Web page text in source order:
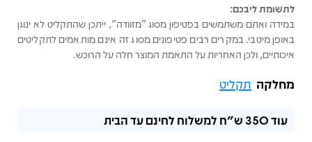
לתשומת ליבכם:
במידה ואתם משתמשים בפטיפון מסוג "מזוודה", ייתכן שהתקליט לא ינוגן
באופן מיטבי. במקרים רבים פטיפונים מסוג זה אינם מותאמים לתקליטים
איכותיים, ולכן האחריות על התאמת המוצר חלה על הרוכש.
מחלקה תקליט
עוד350 ש"ח למשלוח לחינם עד הבית